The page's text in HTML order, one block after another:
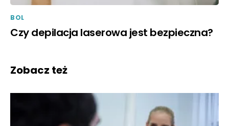
BOL
Czy depilacja laserowa jest bezpieczna?
Zobacz też